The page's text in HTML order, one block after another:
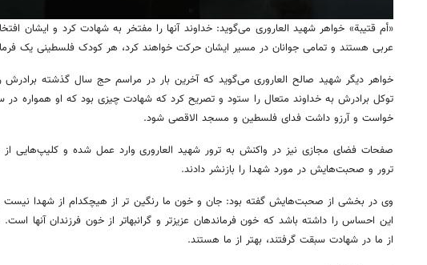
«أم قتیبة» خواهر شهید العاروری می‌گوید: خداوند آنها را مفتخر به شهادت کرد و ایشان
عربی هستند و تمامی جوانان در مسیر ایشان حرکت خواهند کرد، هر کودک فلسطینی یک
خواهر دیگر شهید صالح العاروری می‌گوید که آخرین بار در مراسم حج سال گذشته برادرش
توکل برادرش به خداوند متعال را ستود و تصریح کرد که شهادت چیزی بود که او همواره
خواست و آرزو داشت فدای فلسطین و مسجد الاقصی شود.
صفحات فضای مجازی نیز در واکنش به ترور شهید العاروری وارد عمل شده و کلیپ‌هایی از
ترور و صحبت‌هایش در مورد شهدا را بازنشر دادند.
وی در بخشی از صحبت‌هایش گفته بود: جان و خون ما رنگین تر از هیچکدام از شهدا نیست
این احساس را داشته باشد که خون فرماندهان عزیزتر و گرانبهاتر از خون فرزندان آنها
از ما در شهادت سبقت گرفتند، بهتر از ما هستند.